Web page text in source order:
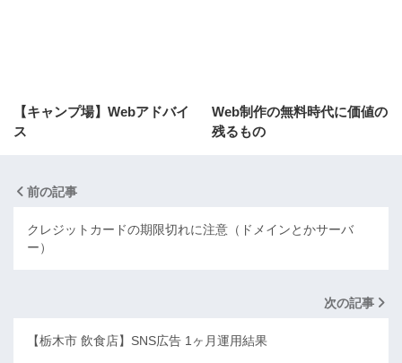
【キャンプ場】Webアドバイ
ス
Web制作の無料時代に価値の
残るもの
前の記事
クレジットカードの期限切れに注意（ドメインとかサーバ
ー）
次の記事
【栃木市 飲食店】SNS広告 1ヶ月運用結果